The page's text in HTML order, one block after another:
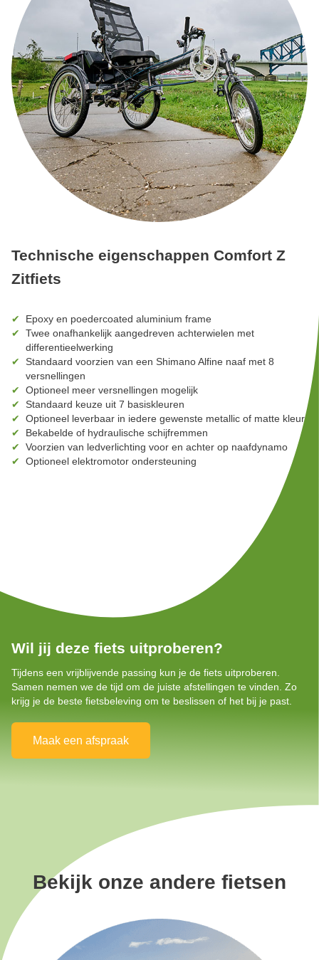
Technische eigenschappen Comfort Z
Zitfiets
Epoxy en poedercoated aluminium frame
Twee onafhankelijk aangedreven achterwielen met
differentieelwerking
Standaard voorzien van een Shimano Alfine naaf met 8
versnellingen
Optioneel meer versnellingen mogelijk
Standaard keuze uit 7 basiskleuren
Optioneel leverbaar in iedere gewenste metallic of matte kleur
Bekabelde of hydraulische schijfremmen
Voorzien van ledverlichting voor en achter op naafdynamo
Optioneel elektromotor ondersteuning
Wil jij deze fiets uitproberen?
Tijdens een vrijblijvende passing kun je de fiets uitproberen.
Samen nemen we de tijd om de juiste afstellingen te vinden. Zo
krijg je de beste fietsbeleving om te beslissen of het bij je past.
Maak een afspraak
Bekijk onze andere fietsen